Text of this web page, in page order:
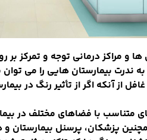
ها و مراکز درمانی توجه و تمرکز
ندرت بیمارستان هایی را می
غافل از آنکه اگر از تأثیر رنگ در
متناسب با فضاهای مختلف در
پزشکان، پرسنل بیمارستان و